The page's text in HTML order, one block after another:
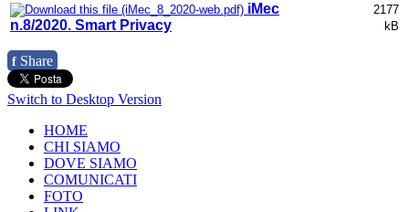
iMec
n.8/2020. Smart Privacy
2177
kB
f Share
Switch to Desktop Version
HOME
CHI SIAMO
DOVE SIAMO
COMUNICATI
FOTO